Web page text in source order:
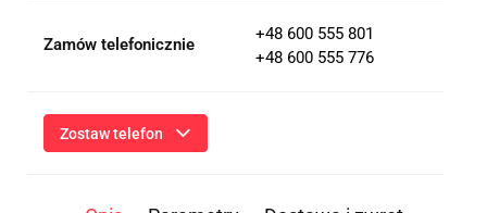
Zamów telefonicznie
+48 600 555 801
+48 600 555 776
Zostaw telefon